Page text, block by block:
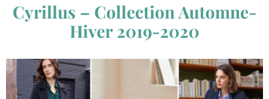
Cyrillus – Collection Automne-
Hiver 2019-2020